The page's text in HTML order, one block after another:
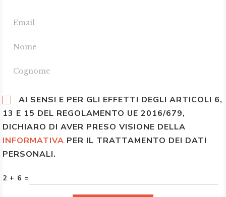
AI SENSI E PER GLI EFFETTI DEGLI ARTICOLI 6,
13 E 15 DEL REGOLAMENTO UE 2016/679,
DICHIARO DI AVER PRESO VISIONE DELLA
INFORMATIVA PER IL TRATTAMENTO DEI DATI
PERSONALI.
2 + 6 =